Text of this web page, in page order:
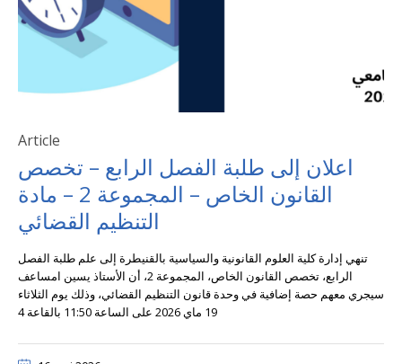
Article
اعلان إلى طلبة الفصل الرابع – تخصص
القانون الخاص – المجموعة 2 – مادة
التنظيم القضائي
تنهي إدارة كلية العلوم القانونية والسياسية بالقنيطرة إلى علم طلبة الفصل
الرابع، تخصص القانون الخاص، المجموعة 2، أن الأستاذ يسين امساعف
سيجري معهم حصة إضافية في وحدة قانون التنظيم القضائي، وذلك يوم الثلاثاء
19 ماي 2026 على الساعة 11:50 بالقاعة 4